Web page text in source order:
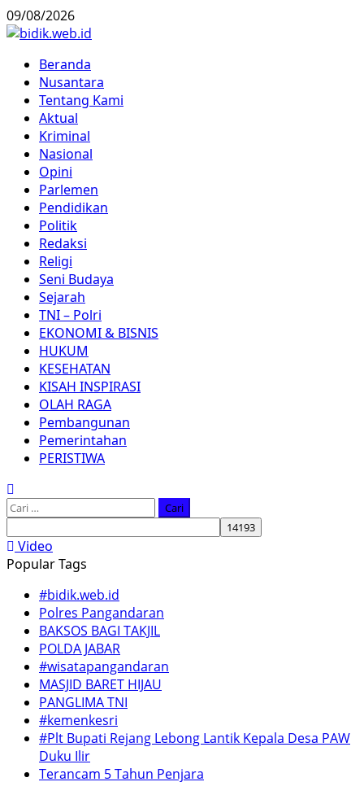
Skip
to
09/08/2026
Primary
Menu
Beranda
Nusantara
Tentang Kami
Aktual
Kriminal
Nasional
Opini
Parlemen
Pendidikan
Politik
Redaksi
Religi
Seni Budaya
Sejarah
TNI – Polri
EKONOMI & BISNIS
HUKUM
KESEHATAN
KISAH INSPIRASI
OLAH RAGA
Pembangunan
Pemerintahan
PERISTIWA
Cari
untuk:
Video
Popular Tags
#bidik.web.id
Polres Pangandaran
BAKSOS BAGI TAKJIL
POLDA JABAR
#wisatapangandaran
MASJID BARET HIJAU
PANGLIMA TNI
#kemenkesri
#Plt Bupati Rejang Lebong Lantik Kepala Desa PAW
Duku Ilir
Terancam 5 Tahun Penjara